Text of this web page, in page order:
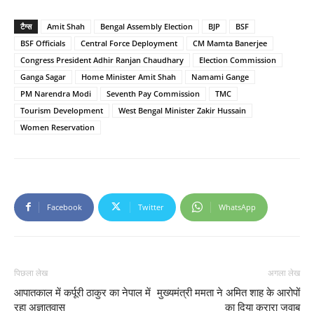
टैग्स Amit Shah Bengal Assembly Election BJP
BSF
BSF Officials
Central Force Deployment
CM Mamta Banerjee
Congress President Adhir Ranjan Chaudhary
Election Commission
Ganga Sagar
Home Minister Amit Shah
Namami Gange
PM Narendra Modi
Seventh Pay Commission
TMC
Tourism Development
West Bengal Minister Zakir Hussain
Women Reservation
Facebook Twitter WhatsApp
पिछला लेख
आपातकाल में कर्पूरी ठाकुर का नेपाल में
रहा अज्ञातवास
अगला लेख
मुख्यमंत्री ममता ने अमित शाह के आरोपों
का दिया करारा जवाब